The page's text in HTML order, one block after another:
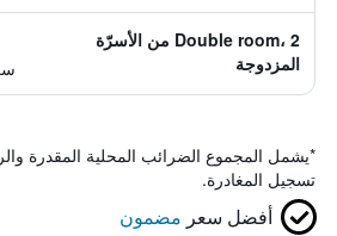
Double room، 2 من الأسرّة
المزدوجة
*يشمل المجموع الضرائب المحلية المقدرة
تسجيل المغادرة.
أفضل سعر مضمون